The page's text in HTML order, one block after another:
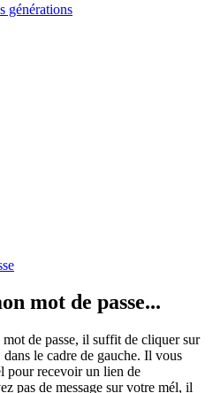
générations
mot de passe...
de passe, il suffit de cliquer sur
dans le cadre de gauche. Il vous
pour recevoir un lien de
pas de message sur votre mél, il